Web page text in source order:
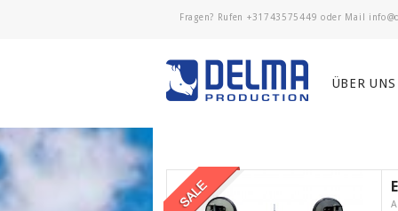
Fragen? Rufen +31743575449 oder Mail
ÜBER UNS